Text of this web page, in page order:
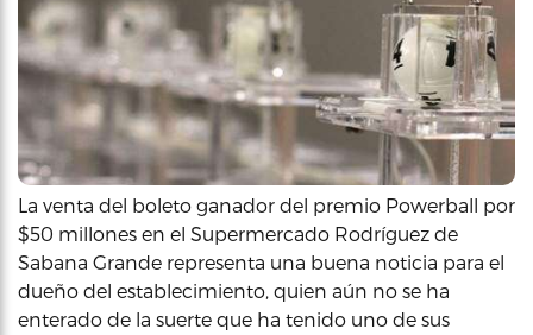
La venta del boleto ganador del premio Powerball por
$50 millones en el Supermercado Rodríguez de
Sabana Grande representa una buena noticia para el
dueño del establecimiento, quien aún no se ha
enterado de la suerte que ha tenido uno de sus